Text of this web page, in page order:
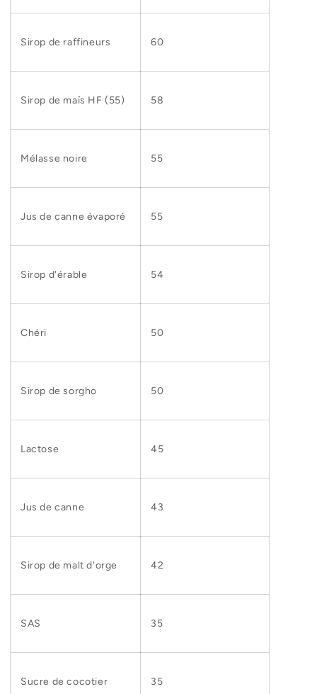
Sirop de raffineurs 60
Sirop de maïs HF (55) 58
Mélasse noire 55
Jus de canne évaporé 55
Sirop d'érable 54
Chéri 50
Sirop de sorgho 50
Lactose 45
Jus de canne 43
Sirop de malt d'orge 42
SAS 35
Sucre de cocotier 35